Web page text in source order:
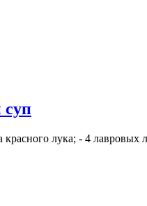
лука; - 4 лавровых